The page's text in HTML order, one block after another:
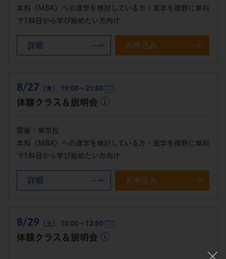
本科（MBA）への進学を検討している方・進学を視野に単科
で1科目から学び始めたい方向け
詳細 お申込み
8/27 （木） 19:00～21:00
体験クラス＆説明会
開催：東京校
本科（MBA）への進学を検討している方・進学を視野に単科
で1科目から学び始めたい方向け
詳細 お申込み
8/29 （土） 10:00～12:00
体験クラス＆説明会